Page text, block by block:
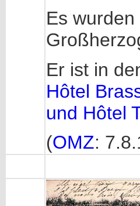
Es
Er ist in
Hôtel
und Hôtel
(OMZ: